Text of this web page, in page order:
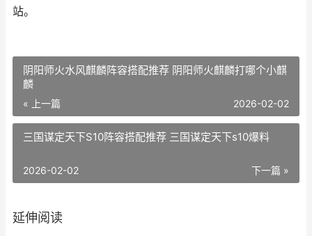
站。
阴阳师火水风麒麟阵容搭配推荐 阴阳师火麒麟打哪个小麒
麟
« 上一篇 2026-02-02
三国谋定天下S10阵容搭配推荐 三国谋定天下s10爆料
下一篇 »
2026-02-02
延伸阅读